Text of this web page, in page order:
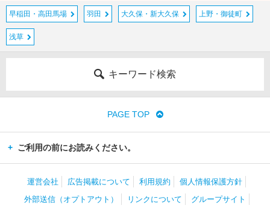
早稲田・高田馬場 羽田 大久保・新大久保 上野・御徒町
浅草
キーワード検索
PAGE TOP
ご利用の前にお読みください。
運営会社 広告掲載について 利用規約
個人情報保護方針
外部送信（オプトアウト）
リンクについて グループサイト